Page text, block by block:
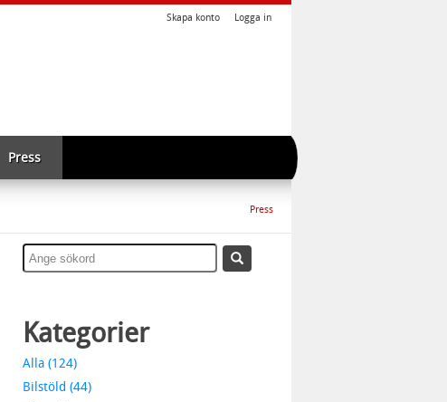
Skapa konto Logga in
Press
Press
Kategorier
Alla (124)
Bilstöld (44)